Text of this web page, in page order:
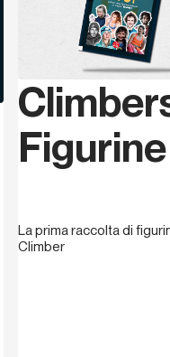
Figurine
La prima raccolta di
Climber